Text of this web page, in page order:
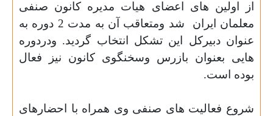
از اولین هاى اعضای هیات مدیره کانون صنفی
معلمان ایران
شد ومتعاقب آن به مدت 2 دوره به
عنوان دبیرکل این تشکل انتخاب گردید. ودردوره
هایی بعنوان بازرس وسخنگوی کانون نیز فعال
بوده است.
شروع فعالیت های صنفی وی همراه با احضارهای